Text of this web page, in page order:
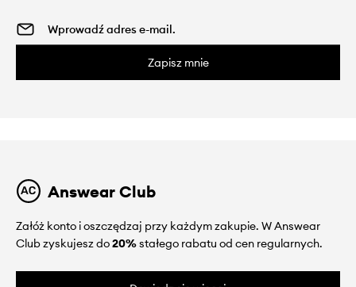
Zapisz mnie
Answear Club
Załóż konto i oszczędzaj przy każdym zakupie. W Answear
Club zyskujesz do20%stałego rabatu od cen regularnych.